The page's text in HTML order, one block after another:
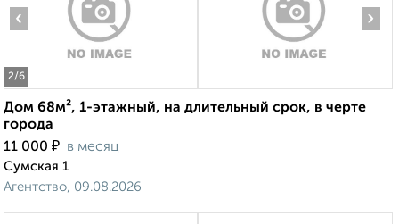
2/6
‹ ›
Дом 68м², 1-этажный, на длительный срок, в черте
города
11 000 ₽ в месяц
Сумская 1
Агентство, 09.08.2026